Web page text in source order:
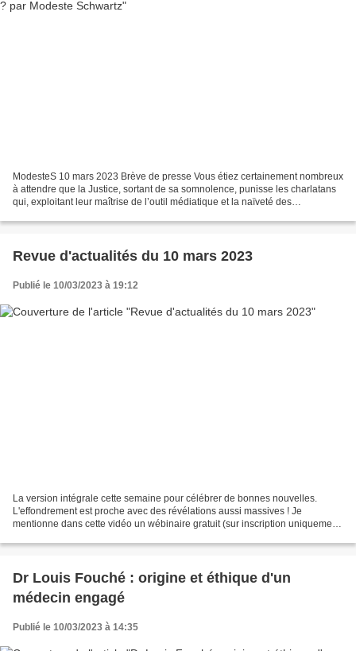
ModesteS 10 mars 2023 Brève de presse Vous étiez certainement nombreux
à attendre que la Justice, sortant de sa somnolence, punisse les charlatans
qui, exploitant leur maîtrise de l’outil médiatique et la naïveté des
Revue d'actualités du 10 mars 2023
Publié le 10/03/2023 à 19:12
La version intégrale cette semaine pour célébrer de bonnes nouvelles.
L'effondrement est proche avec des révélations aussi massives ! Je
mentionne dans cette vidéo un wébinaire gratuit (sur inscription uniquement)
Dr Louis Fouché : origine et éthique d'un
médecin engagé
Publié le 10/03/2023 à 14:35